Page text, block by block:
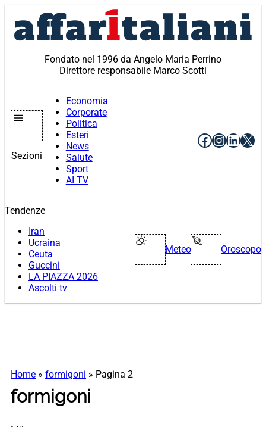
contenuto
Fondato nel 1996 da Angelo Maria Perrino
Direttore responsabile Marco Scotti
Sezioni
Economia
Corporate
Politica
Esteri
News
Salute
Sport
AI TV
Facebook
X
Tendenze
Iran
Ucraina
Ceuta
Guccini
LA PIAZZA 2026
Ascolti tv
Meteo Oroscopo
Home » formigoni » Pagina 2
formigoni